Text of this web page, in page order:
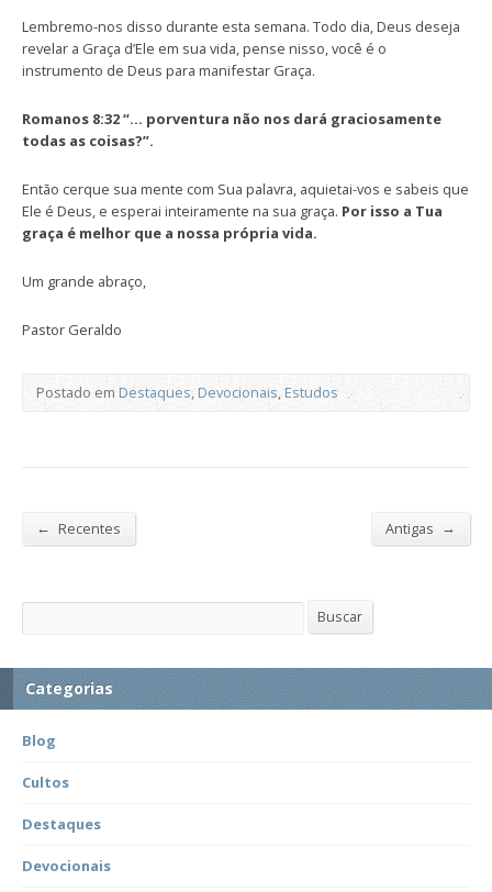
Lembremo-nos disso durante esta semana. Todo dia, Deus deseja
revelar a Graça d’Ele em sua vida, pense nisso, você é o
instrumento de Deus para manifestar Graça.
Romanos 8:32 “… porventura não nos dará graciosamente
todas as coisas?”.
Então cerque sua mente com Sua palavra, aquietai-vos e sabeis que
Ele é Deus, e esperai inteiramente na sua graça. Por isso a Tua
graça é melhor que a nossa própria vida.
Um grande abraço,
Pastor Geraldo
Postado emDestaques,Devocionais,Estudos
← Recentes Antigas →
Buscar Buscar
Categorias
Blog
Cultos
Destaques
Devocionais